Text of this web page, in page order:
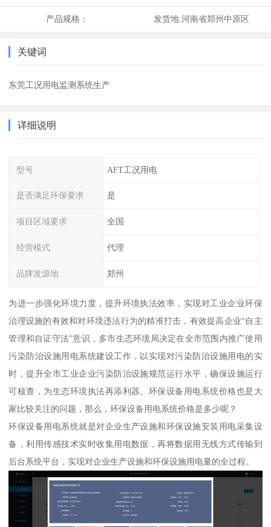
产品规格： 发货地:河南省郑州中原区
关键词
东莞工况用电监测系统生产
详细说明
型号 AFT工况用电
是否满足环保要求 是
项目区域要求 全国
经营模式 代理
品牌发源地 郑州
为进一步强化环境力度，提升环境执法效率，实现对工业企业环保
治理设施的有效和对环境违法行为的精准打击，有效提高企业“自主
管理和自证守法”意识，多市生态环境局决定在全市范围内推广使用
污染防治设施用电系统建设工作，以实现对污染防治设施用电的实
时，提升全市工业企业污染防治设施规范运行水平，确保设施运行
可核查，为生态环境执法再添利器。环保设备用电系统价格也是大
家比较关注的问题，那么，环保设备用电系统价格是多少呢？
环保设备用电系统就是对企业生产设施和环保设施安装用电采集设
备，利用传感技术实时收集用电数据，再将数据用无线方式传输到
后台系统平台，实现对企业生产设施和环保设施用电量的全过程。